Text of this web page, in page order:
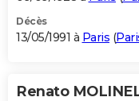
Décès
13/05/1991 à Paris (
Renato